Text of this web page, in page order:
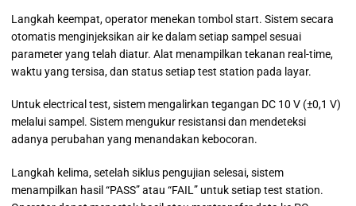
Langkah keempat, operator menekan tombol start. Sistem secara
otomatis menginjeksikan air ke dalam setiap sampel sesuai
parameter yang telah diatur. Alat menampilkan tekanan real-time,
waktu yang tersisa, dan status setiap test station pada layar.
Untuk electrical test, sistem mengalirkan tegangan DC 10 V (±0,1 V)
melalui sampel. Sistem mengukur resistansi dan mendeteksi
adanya perubahan yang menandakan kebocoran.
Langkah kelima, setelah siklus pengujian selesai, sistem
menampilkan hasil “PASS” atau “FAIL” untuk setiap test station.